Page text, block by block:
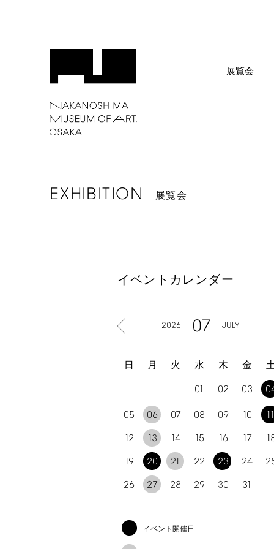
展覧会
EXHIBITION 展覧会
イベントカレンダー
2026 07 JULY
日 月 火 水 木 金
01 02 03
05 06 07 08 09 10 11
12 13 14 15 16 17
19 20 21 22 23 24
26 27 28 29 30 31
イベント開催日